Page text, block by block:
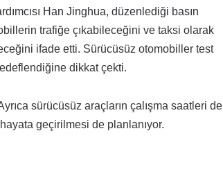
Han Jinghua, düzenlediği basın
trafiğe çıkabileceğini ve taksi olarak
ifade etti. Sürücüsüz otomobiller test
dikkat çekti.
sürücüsüz araçların çalışma saatleri de
geçirilmesi de planlanıyor.